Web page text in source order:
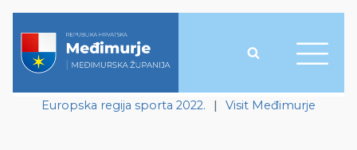
Europska regija sporta 2022. | Visit Međimurje